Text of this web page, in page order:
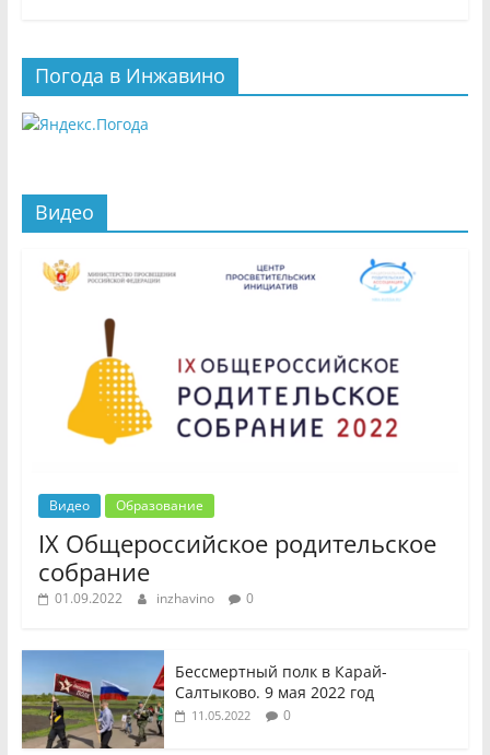
Погода в Инжавино
Видео
Видео Образование
IX Общероссийское родительское
собрание
01.09.2022 inzhavino 0
Бессмертный полк в Карай-
Салтыково. 9 мая 2022 год
11.05.2022 0